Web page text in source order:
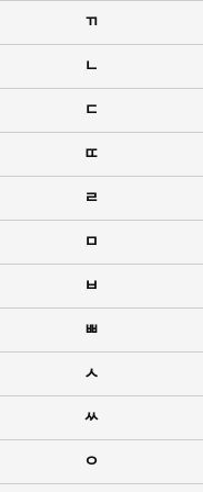
ㄲ
ㄴ
ㄷ
ㄸ
ㄹ
ㅁ
ㅂ
ㅃ
ㅅ
ㅆ
ㅇ